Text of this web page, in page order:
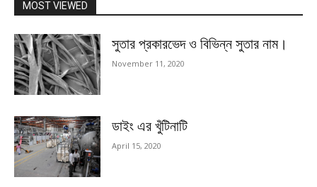
MOST VIEWED
সুতার প্রকারভেদ ও বিভিন্ন সুতার নাম।
November 11, 2020
ডাইং এর খুঁটিনাটি
April 15, 2020